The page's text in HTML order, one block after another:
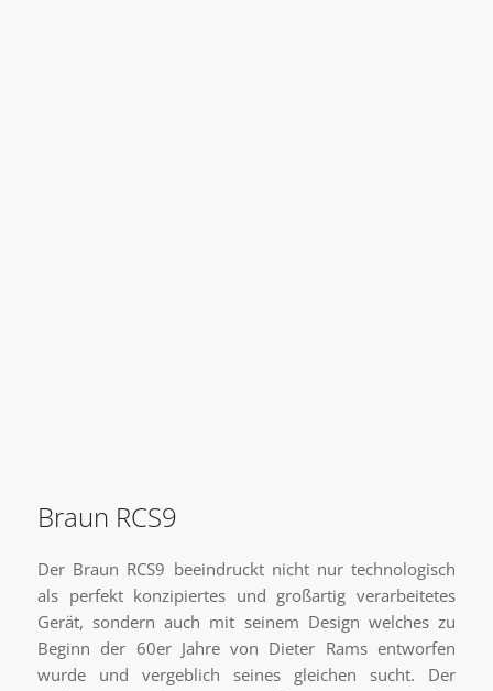
Braun RCS9
Der Braun RCS9 beeindruckt nicht nur technologisch
als perfekt konzipiertes und großartig verarbeitetes
Gerät, sondern auch mit seinem Design welches zu
Beginn der 60er Jahre von Dieter Rams entworfen
wurde und vergeblich seines gleichen sucht. Der